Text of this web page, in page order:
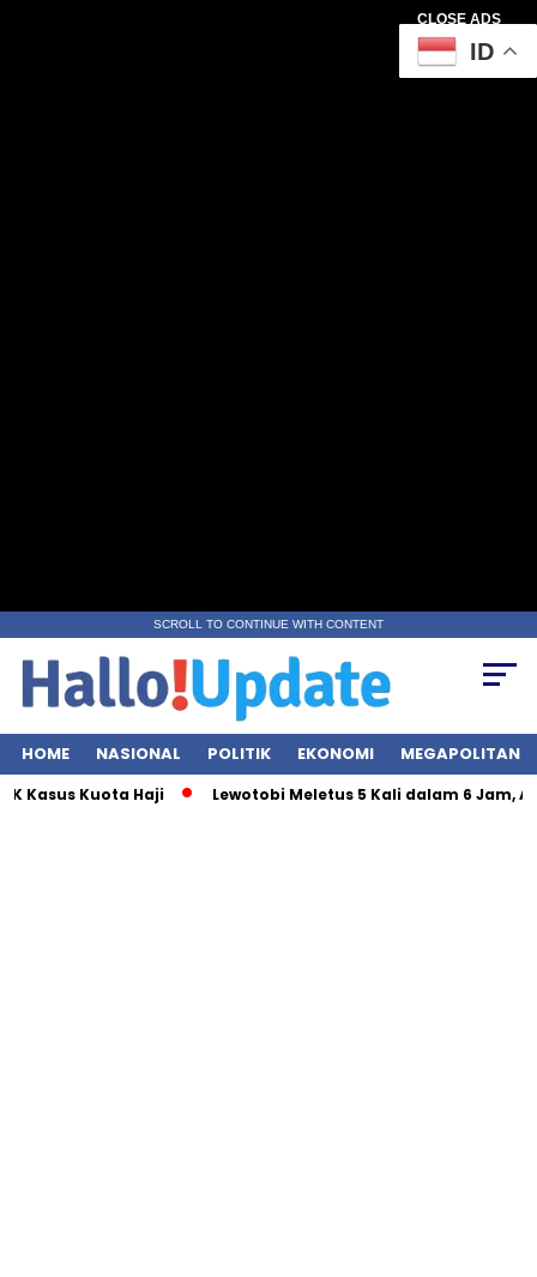
CLOSE ADS
SCROLL TO CONTINUE WITH CONTENT
HOME NASIONAL POLITIK EKONOMI MEGAPOLITAN
Kuota Haji Lewotobi Meletus 5 Kali dalam 6 Jam, Abu Tebal
ID